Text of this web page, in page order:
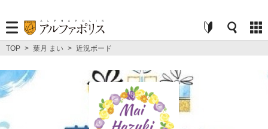
TOP > 葉月 まい > 近況ボード